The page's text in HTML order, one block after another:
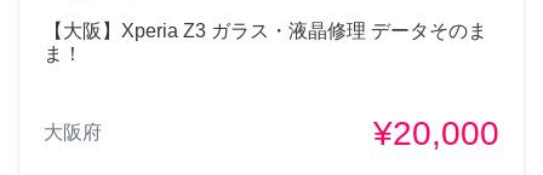
【大阪】Xperia Z3 ガラス・液晶修理 データそのま
ま！
大阪府 ¥20,000